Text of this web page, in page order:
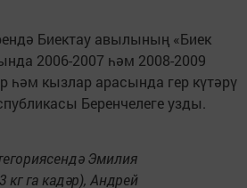
Биектау авылының «Биек
2006-2007 һәм 2008-2009
һәм кызлар арасында гер күтәрү
Беренчелеге узды.
Эмилия
кг га кадәр), Андрей